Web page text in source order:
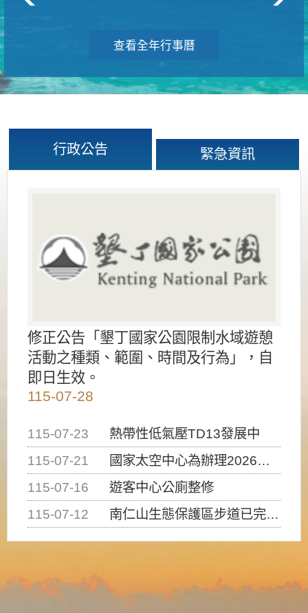
查看全年行事曆
行政公告 緊急資訊
修正公告「墾丁國家公園限制水域遊憩
活動之種類、範圍、時間及行為」，自
即日生效。
115-07-28
115-07-23
熱帶性低氣壓TD13發展中
115-07-21
國家太空中心為辦理2026台灣盃火箭競賽，陸、海、空域警戒及協調相關事宜，因颱風備案事宜
115-07-16
遊客中心公廁整修
115-07-12
南仁山生態保護區步道已完成修復，自115年7月13日（星期一）起恢復開放入園，歡迎民眾依規定申請入園....